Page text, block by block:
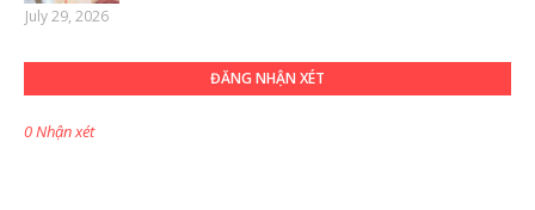
July 29, 2026
ĐĂNG NHẬN XÉT
0 Nhận xét